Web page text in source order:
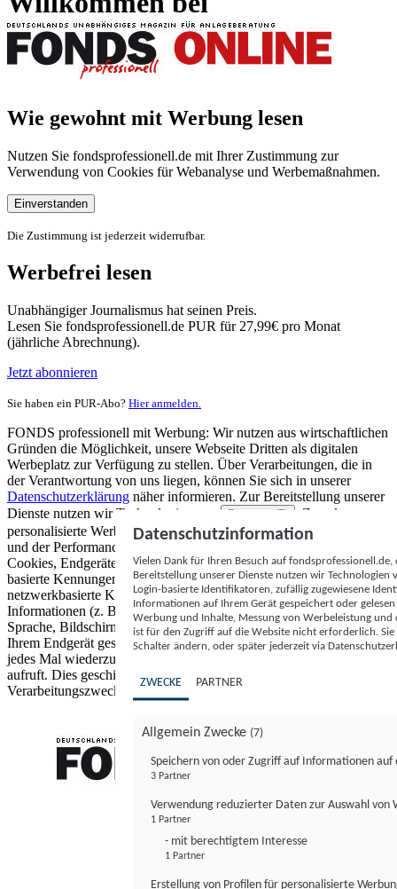
Wie gewohnt mit Werbung lesen
Nutzen Sie fondsprofessionell.de mit Ihrer Zustimmung zur
Verwendung von Cookies für Webanalyse und Werbemaßnahmen.
Einverstanden
Die Zustimmung ist jederzeit widerrufbar.
Werbefrei lesen
Unabhängiger Journalismus hat seinen Preis.
Lesen Sie fondsprofessionell.de PUR für 27,99€ pro Monat
(jährliche Abrechnung).
Jetzt abonnieren
Sie haben ein PUR-Abo? Hier anmelden.
FONDS professionell mit Werbung: Wir nutzen aus wirtschaftlichen
Gründen die Möglichkeit, unsere Webseite Dritten als digitalen
Werbeplatz zur Verfügung zu stellen. Über Verarbeitungen, die in
der Verantwortung von uns liegen, können Sie sich in unserer
Datenschutzerklärung näher informieren. Zur Bereitstellung unserer
Dienste nutzen wir Technologien von
Partnern (5)
. Zwecke:
personalisierte Werbung und Inhalte, Messung von Werbeleistung
und der Performance von Inhalten sowie Zielgruppenforschung.
Cookies, Endgeräte- oder ähnliche Online-Kennungen (z. B. login-
basierte Kennungen, zufällig generierte Kennungen,
netzwerkbasierte Kennungen) können zusammen mit anderen
Informationen (z. B. Browsertyp und Browserinformationen,
Sprache, Bildschirmgröße, unterstützte Technologien usw.) auf
Ihrem Endgerät gespeichert oder von dort ausgelesen werden, um es
jedes Mal wiederzuerkennen, wenn es eine App oder einer Webseite
aufruft. Dies geschieht für einen oder mehrere der hier aufgeführten
Verarbeitungszwecke.
Datenschutzinformation
Vielen Dank für Ihren Besuch auf
Bereitstellung unserer Dienste nutzen wir Technologien
Login-basierte Identifikatoren, zufällig zugewiesene
Informationen auf Ihrem Gerät gespeichert oder
Werbung und Inhalte, Messung von Werbeleistung
ist für den Zugriff auf die Website nicht erforderlich.
Schalter ändern, oder später jederzeit via
ZWECKE PARTNER
Allgemein Zwecke (7)
Speichern von oder Zugriff auf Informationen auf
3 Partner
Verwendung reduzierter Daten zur Auswahl von
1 Partner
- mit berechtigtem Interesse
1 Partner
Erstellung von Profilen für personalisierte
FONDS professionell